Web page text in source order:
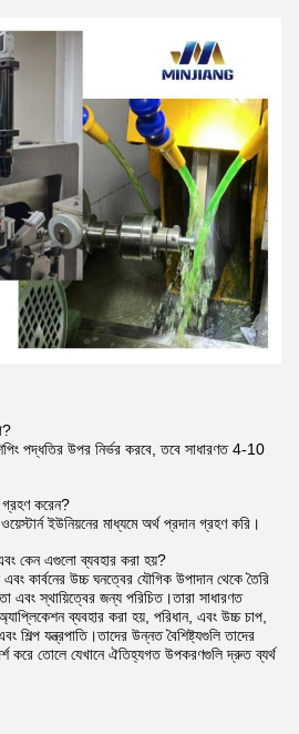
পদ্ধতির উপর নির্ভর করবে, তবে সাধারণত 4-10
করেন?
ইউনিয়নের মাধ্যমে অর্থ প্রদান গ্রহণ করি।
কেন এগুলো ব্যবহার করা হয়?
কার্বনের উচ্চ ঘনত্বের যৌগিক উপাদান থেকে তৈরি
এবং স্থায়িত্বের জন্য পরিচিত।তারা সাধারণত
ব্যবহার করা হয়, পরিধান, এবং উচ্চ চাপ,
শিল্প যন্ত্রপাতি।তাদের উন্নত বৈশিষ্ট্যগুলি তাদের
করে তোলে যেখানে ঐতিহ্যগত উপকরণগুলি দ্রুত ব্যর্থ